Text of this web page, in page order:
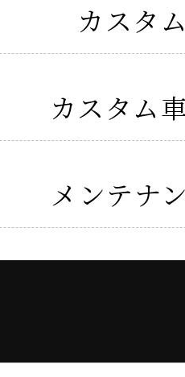
カスタ
カスタム
メンテナ